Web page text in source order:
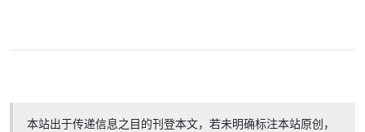
本站出于传递信息之目的刊登本文，若未明确标注本站原创，